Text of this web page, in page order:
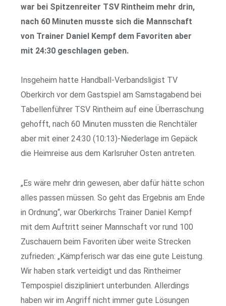
war bei Spitzenreiter TSV Rintheim mehr drin,
nach 60 Minuten musste sich die Mannschaft
von Trainer Daniel Kempf dem Favoriten aber
mit 24:30 geschlagen geben.
Insgeheim hatte Handball-Verbandsligist TV
Oberkirch vor dem Gastspiel am Samstagabend bei
Tabellenführer TSV Rintheim auf eine Überraschung
gehofft, nach 60 Minuten mussten die Renchtäler
aber mit einer 24:30 (10:13)-Niederlage im Gepäck
die Heimreise aus dem Karlsruher Osten antreten.
„Es wäre mehr drin gewesen, aber dafür hätte schon
alles passen müssen. So geht das Ergebnis am Ende
in Ordnung“, war Oberkirchs Trainer Daniel Kempf
mit dem Auftritt seiner Mannschaft vor rund 100
Zuschauern beim Favoriten über weite Strecken
zufrieden: „Kämpferisch war das eine gute Leistung.
Wir haben stark verteidigt und das Rintheimer
Tempospiel diszipliniert unterbunden. Allerdings
haben wir im Angriff nicht immer gute Lösungen